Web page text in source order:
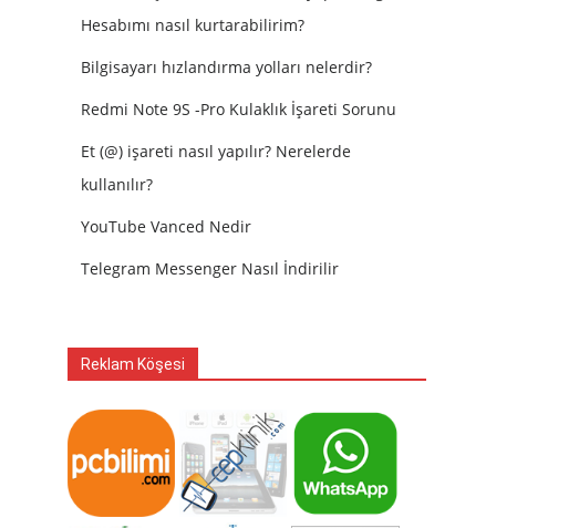
Hesabımı nasıl kurtarabilirim?
Bilgisayarı hızlandırma yolları nelerdir?
Redmi Note 9S -Pro Kulaklık İşareti Sorunu
Et (@) işareti nasıl yapılır? Nerelerde
kullanılır?
YouTube Vanced Nedir
Telegram Messenger Nasıl İndirilir
Reklam Köşesi